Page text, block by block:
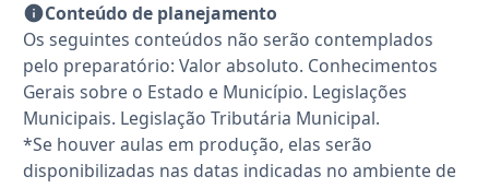
Conteúdo de planejamento
Os seguintes conteúdos não serão contemplados
pelo preparatório: Valor absoluto. Conhecimentos
Gerais sobre o Estado e Município. Legislações
Municipais. Legislação Tributária Municipal.
*Se houver aulas em produção, elas serão
disponibilizadas nas datas indicadas no ambiente de